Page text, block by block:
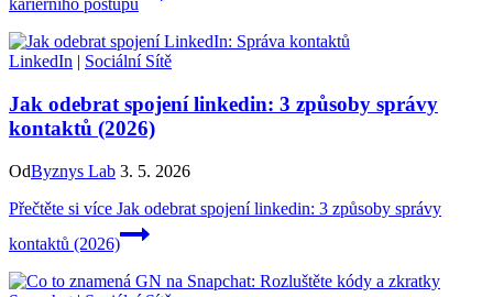
kariérního postupu
LinkedIn | Sociální Sítě
Jak odebrat spojení linkedin: 3 způsoby správy
kontaktů (2026)
OdByznys Lab 3. 5. 2026
Přečtěte si více Jak odebrat spojení linkedin: 3 způsoby správy
kontaktů (2026)